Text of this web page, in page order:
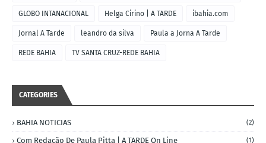
GLOBO INTANACIONAL Helga Cirino | A TARDE ibahia.com
Jornal A Tarde leandro da silva Paula a Jorna A Tarde
REDE BAHIA TV SANTA CRUZ-REDE BAHIA
CATEGORIES
BAHIA NOTICIAS (2)
Com Redação De Paula Pitta | A TARDE On Line (1)